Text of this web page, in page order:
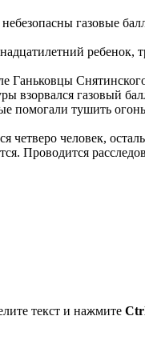
газовые
ребенок,
Ганьковцы
взорвался газовый
помогали тушить
четверо человек,
Проводится
текст и нажмите